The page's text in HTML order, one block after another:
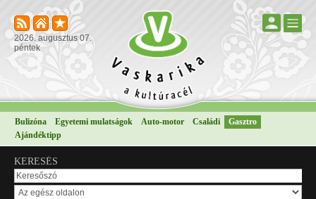
2026. augusztus 07.
péntek
Bulizóna Egyetemi mulatságok Auto-motor Családi
Gasztro
Ajándéktipp
KERESÉS